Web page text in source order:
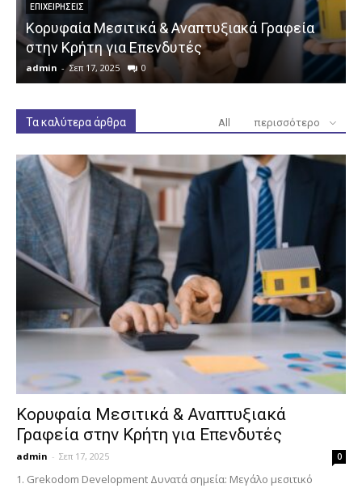
ΕΠΙΧΕΙΡΉΣΕΙΣ
Κορυφαία Μεσιτικά & Αναπτυξιακά Γραφεία
στην Κρήτη για Επενδυτές
admin - Σεπ 17, 2025 0
Τα καλύτερα άρθρα All περισσότερο
Κορυφαία Μεσιτικά & Αναπτυξιακά
Γραφεία στην Κρήτη για Επενδυτές
admin - Σεπ 17, 2025 0
1. Grekodom Development Δυνατά σημεία: Μεγάλο μεσιτικό